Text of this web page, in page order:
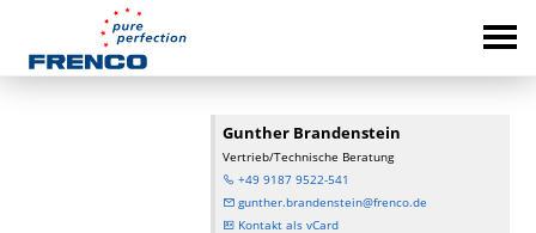
Gunther Brandenstein
Vertrieb/Technische Beratung
+49 9187 9522-541
gunther.brandenstein@frenco.de
Kontakt als vCard